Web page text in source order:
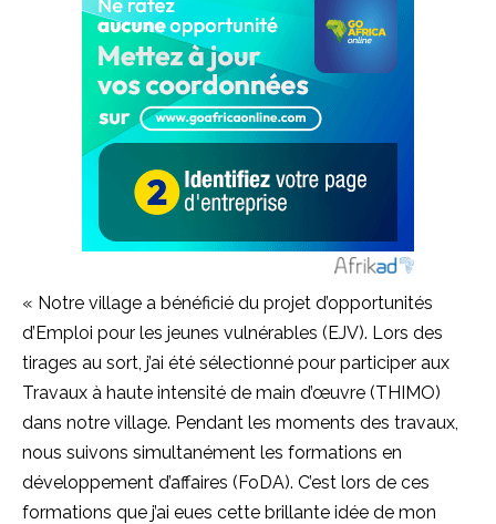
« Notre village a bénéficié du projet d’opportunités
d’Emploi pour les jeunes vulnérables (EJV). Lors des
tirages au sort, j’ai été sélectionné pour participer aux
Travaux à haute intensité de main d’œuvre (THIMO)
dans notre village. Pendant les moments des travaux,
nous suivons simultanément les formations en
développement d’affaires (FoDA). C’est lors de ces
formations que j’ai eues cette brillante idée de mon